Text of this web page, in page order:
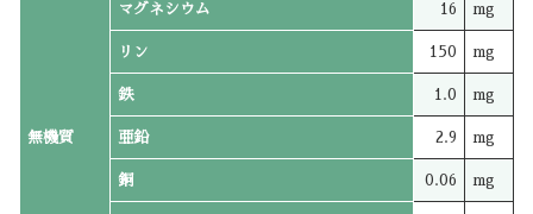
無機質
マグネシウム 16 mg
リン 150 mg
鉄 1.0 mg
亜鉛 2.9 mg
銅 0.06 mg